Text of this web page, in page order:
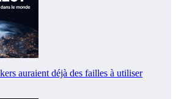
auraient déjà des failles à utiliser